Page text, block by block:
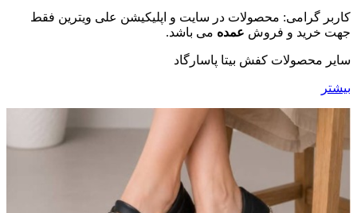
کاربر گرامی: محصولات در سایت و اپلیکیشن علی ویترین فقط
جهت خرید و فروش عمده می باشد.
سایر محصولات کفش بیتا پاسارگاد
بیشتر